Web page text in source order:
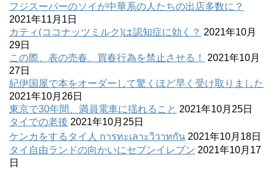
フジスーパーのソイが中華系の人たちの出店多数に？
2021年11月1日
カティ(ココナッツミルク)は認知症に効く？ 2021年10月
29日
この際、表の売春、買春行為を禁止させる！
2021年10月
27日
紀伊国屋で本をオーダーして驚くほど早く受け取りました
2021年10月26日
東京で30年間、満員電車に揺れること 2021年10月25日
タイでの老後 2021年10月25日
ケンカをするタイ人 การทะเลาะวิวาทกัน 2021年10月18日
タイ自由ランドの向かいにセブンイレブン 2021年10月17
日